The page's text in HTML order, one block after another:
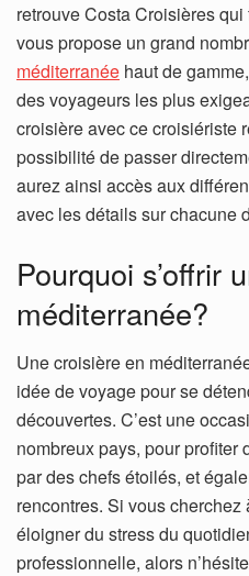
retrouve Costa Croisières
vous propose un grand
méditerranée haut de
des voyageurs les plus
croisière avec ce croisiériste
possibilité de passer
aurez ainsi accès aux
avec les détails sur chacune
Pourquoi s’offrir
méditerranée?
Une croisière en
idée de voyage pour se
découvertes. C’est une
nombreux pays, pour
par des chefs étoilés, et
rencontres. Si vous cherchez
éloigner du stress du
professionnelle, alors